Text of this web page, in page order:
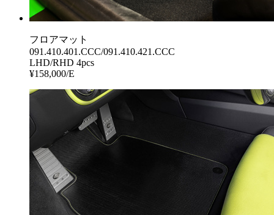
フロアマット
091.410.401.CCC/091.410.421.CCC
LHD/RHD 4pcs
¥158,000/E